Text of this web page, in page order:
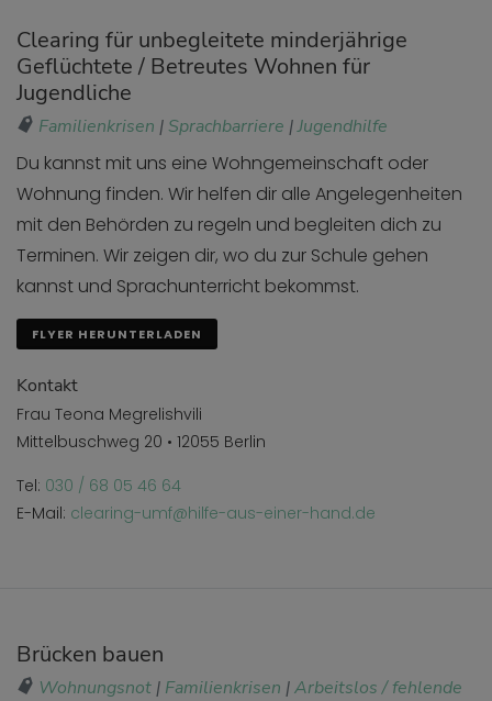
Clearing für unbegleitete minderjährige
Geflüchtete / Betreutes Wohnen für
Jugendliche
Familienkrisen |Sprachbarriere |Jugendhilfe
Du kannst mit uns eine Wohngemeinschaft oder
Wohnung finden. Wir helfen dir alle Angelegenheiten
mit den Behörden zu regeln und begleiten dich zu
Terminen. Wir zeigen dir, wo du zur Schule gehen
kannst und Sprachunterricht bekommst.
FLYER HERUNTERLADEN
Kontakt
Frau Teona Megrelishvili
Mittelbuschweg 20 • 12055 Berlin
Tel: 030 / 68 05 46 64
E-Mail: clearing-umf@hilfe-aus-einer-hand.de
Brücken bauen
Wohnungsnot | Familienkrisen |Arbeitslos / fehlende